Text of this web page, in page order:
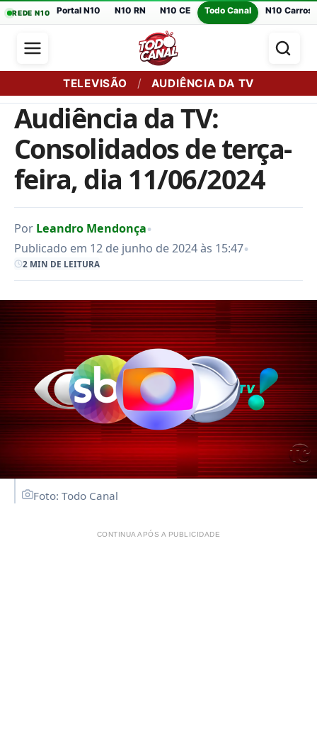
REDE N10 Portal N10 N10 RN N10 CE Todo Canal N10 Carros
TELEVISÃO / AUDIÊNCIA DA TV
Audiência da TV:
Consolidados de terça-
feira, dia 11/06/2024
Por Leandro Mendonça•
Publicado em 12 de junho de 2024 às 15:47•
2 MIN DE LEITURA
Foto: Todo Canal
CONTINUA APÓS A PUBLICIDADE